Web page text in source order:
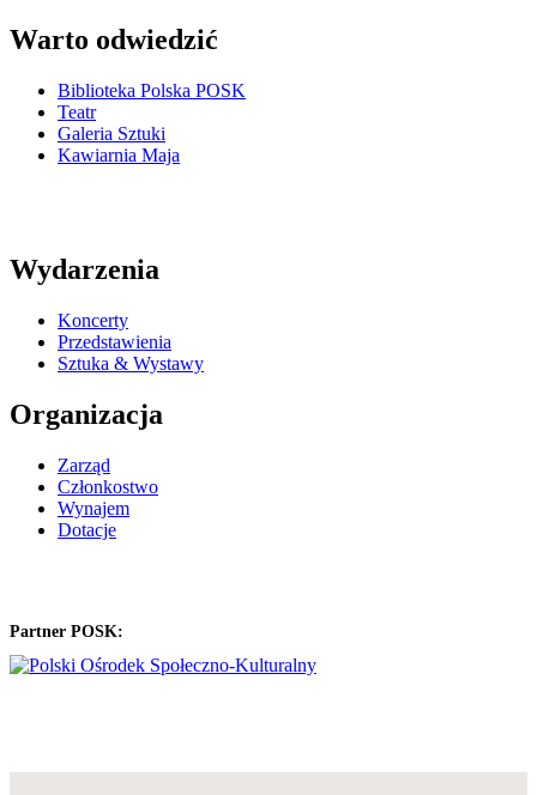
Warto odwiedzić
Biblioteka Polska POSK
Teatr
Galeria Sztuki
Kawiarnia Maja
Wydarzenia
Koncerty
Przedstawienia
Sztuka & Wystawy
Organizacja
Zarząd
Członkostwo
Wynajem
Dotacje
Partner POSK: